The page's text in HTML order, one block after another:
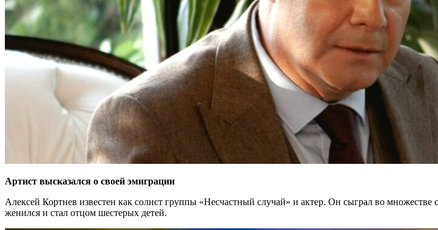
Артист высказался о своей эмиграции
Алексей Кортнев известен как солист группы «Несчастный случай» и актер. Он сыграл во
женился и стал отцом шестерых детей.